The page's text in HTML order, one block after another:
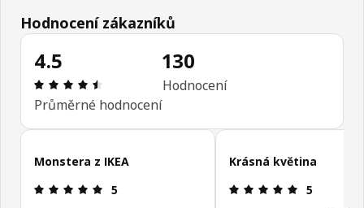
Hodnocení zákazníků
4.5
Hodnocení výrobku: 4.5 z 5 hvězdičky/hvězdiček
Průměrné hodnocení
130
Hodnocení
Přeskočit recenze zákazníků
Monstera z IKEA
Hodnocení výrobku: 5 z 5 hvězdičky/hvězdiček
5
Krásná květina
5